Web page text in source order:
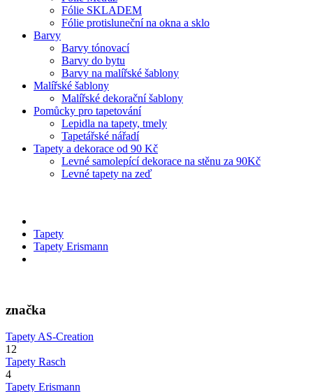
Fólie SKLADEM
Fólie protisluneční na okna a sklo
Barvy
Barvy tónovací
Barvy do bytu
Barvy na malířské šablony
Malířské šablony
Malířské dekorační šablony
Pomůcky pro tapetování
Lepidla na tapety, tmely
Tapetářské nářadí
Tapety a dekorace od 90 Kč
Levné samolepící dekorace na stěnu za 90Kč
Levné tapety na zeď
Tapety
Tapety Erismann
značka
Tapety AS-Creation
12
Tapety Rasch
4
Tapety Erismann